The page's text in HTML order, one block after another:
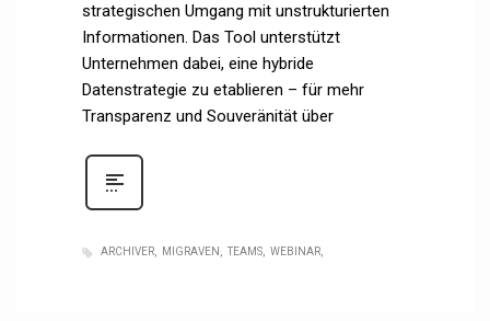
strategischen Umgang mit unstrukturierten
Informationen. Das Tool unterstützt
Unternehmen dabei, eine hybride
Datenstrategie zu etablieren – für mehr
Transparenz und Souveränität über
ARCHIVER MIGRAVEN TEAMS WEBINAR